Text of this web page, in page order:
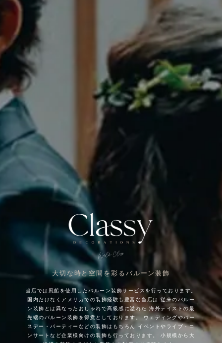
大切な時と空間を彩るバルーン装飾
当店では風船を使用したバルーン装飾サービスを行っております。
国内だけなくアメリカでの装飾経験も豊富な当店は
従来のバルー
ン装飾とは異なったおしゃれで高級感に溢れた
海外テイストの最
先端のバルーン装飾を得意としております。
ウェディングやバー
スデー・パーティーなどの装飾はもちろん
イベントやライブ・コ
ンサートなど企業様向けの装飾も行っております。
小規模から大